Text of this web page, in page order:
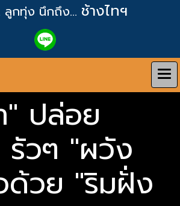
ลูกทุ่ง นึกถึง... ช้างไทฯ
" ปล่อย
รัวๆ "ผวัง
วย "ริมฝั่ง